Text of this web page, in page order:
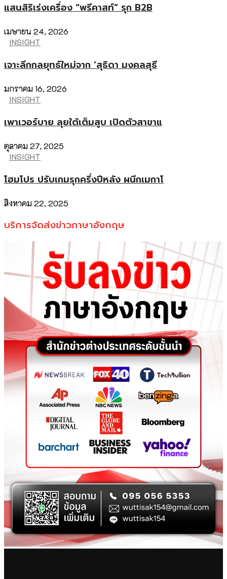
แสนสิริเร่งเครื่อง “พรีคาสท์” รุก B2B
เมษายน 24, 2026
INSIGHT
เจาะลึกกลยุทธ์ใหม่จาก ‘สุธิดา มงคลสุธี
มกราคม 16, 2026
INSIGHT
เพาเวอร์บาย ลุยใต้เต็มสูบ เปิดตัวสาขาแ
ตุลาคม 27, 2025
INSIGHT
โฮมโปร ปรับเกมรุกครึ่งปีหลัง ผนึกเมกาโ
สิงหาคม 22, 2025
บริการจัดส่งข่าวภาษาอังกฤษ